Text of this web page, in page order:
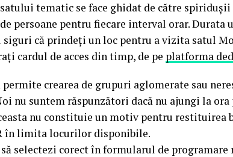
tematic se face ghidat de către
persoane pentru fiecare interval orar. Durata
siguri că prindeți un loc pentru a vizita satul
cardul de acces din timp, de pe platforma
crearea de grupuri aglomerate sau
nu suntem răspunzători dacă nu ajungi la
nu constituie un motiv pentru
în limita locurilor disponibile.
selectezi corect în formularul de programare